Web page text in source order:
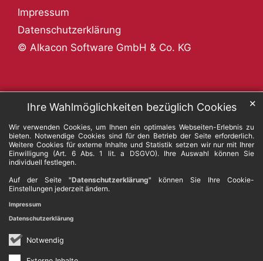
Ihre Wahlmöglichkeiten bezüglich Cookies
Wir verwenden Cookies, um Ihnen ein optimales Webseiten-Erlebnis zu
bieten. Notwendige Cookies sind für den Betrieb der Seite erforderlich.
Weitere Cookies für externe Inhalte und Statistik setzen wir nur mit Ihrer
Einwilligung (Art. 6 Abs. 1 lit. a DSGVO). Ihre Auswahl können Sie
individuell festlegen.
Auf der Seite "Datenschutzerklärung" können Sie Ihre Cookie-
Einstellungen jederzeit ändern.
Notwendig
✕
Impressum
Datenschutzerklärung
© Alkacon Software GmbH & Co. KG
Datenschutzerklärung
Impressum